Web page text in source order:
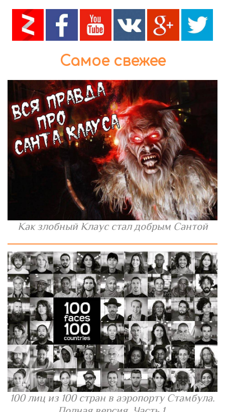
Самое свежее
Как злобный Клаус стал добрым Сантой
100 лиц из 100 стран в аэропорту Стамбула.